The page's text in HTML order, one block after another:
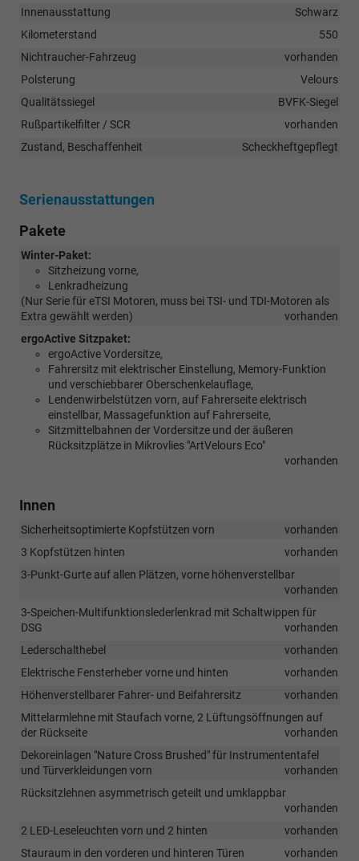
Innenausstattung
Schwarz
Kilometerstand
550
Nichtraucher-Fahrzeug
vorhanden
Polsterung
Velours
Qualitätssiegel
BVFK-Siegel
Rußpartikelfilter / SCR
vorhanden
Zustand, Beschaffenheit
Scheckheftgepflegt
Serienausstattungen
Pakete
Winter-Paket:
Sitzheizung vorne,
Lenkradheizung
(Nur Serie für eTSI Motoren, muss bei TSI- und TDI-Motoren als
Extra gewählt werden)
vorhanden
ergoActive Sitzpaket:
ergoActive Vordersitze,
Fahrersitz mit elektrischer Einstellung, Memory-Funktion
und verschiebbarer Oberschenkelauflage,
Lendenwirbelstützen vorn, auf Fahrerseite elektrisch
einstellbar, Massagefunktion auf Fahrerseite,
Sitzmittelbahnen der Vordersitze und der äußeren
Rücksitzplätze in Mikrovlies "ArtVelours Eco"
vorhanden
Innen
Sicherheitsoptimierte Kopfstützen vorn
vorhanden
3 Kopfstützen hinten
vorhanden
3-Punkt-Gurte auf allen Plätzen, vorne höhenverstellbar
vorhanden
3-Speichen-Multifunktionslederlenkrad mit Schaltwippen für
DSG
vorhanden
Lederschalthebel
vorhanden
Elektrische Fensterheber vorne und hinten
vorhanden
Höhenverstellbarer Fahrer- und Beifahrersitz
vorhanden
Mittelarmlehne mit Staufach vorne, 2 Lüftungsöffnungen auf
der Rückseite
vorhanden
Dekoreinlagen "Nature Cross Brushed" für Instrumententafel
und Türverkleidungen vorn
vorhanden
Rücksitzlehnen asymmetrisch geteilt und umklappbar
vorhanden
2 LED-Leseleuchten vorn und 2 hinten
vorhanden
Stauraum in den vorderen und hinteren Türen
vorhanden